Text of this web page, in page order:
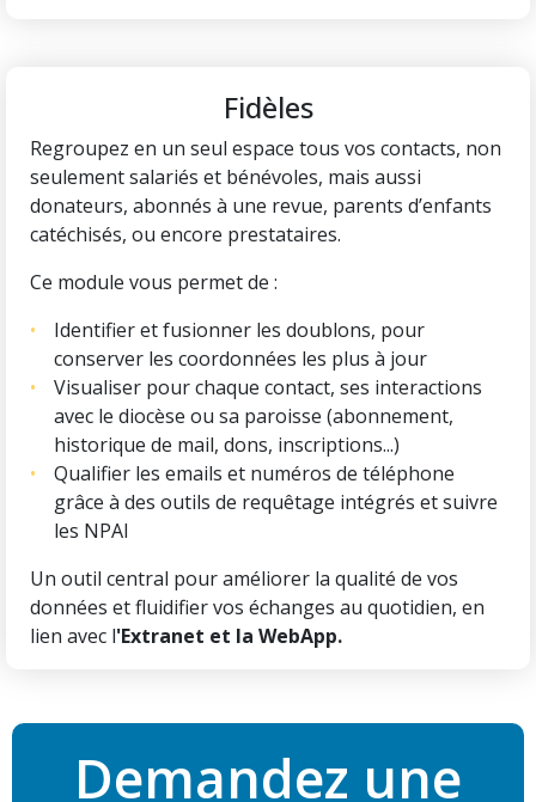
Fidèles
Regroupez en un seul espace tous vos contacts, non
seulement salariés et bénévoles, mais aussi
donateurs, abonnés à une revue, parents d’enfants
catéchisés, ou encore prestataires.
Ce module vous permet de :
Identifier et fusionner les doublons, pour
conserver les coordonnées les plus à jour
Visualiser pour chaque contact, ses interactions
avec le diocèse ou sa paroisse (abonnement,
historique de mail, dons, inscriptions...)
Qualifier les emails et numéros de téléphone
grâce à des outils de requêtage intégrés et suivre
les NPAI
Un outil central pour améliorer la qualité de vos
données et fluidifier vos échanges au quotidien, en
lien avec l'Extranet et la WebApp.
Demandez une